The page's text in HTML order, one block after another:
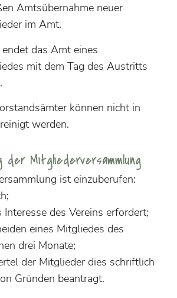
Amtsübernahme neuer
im Amt.
das Amt eines
mit dem Tag des Austritts
können nicht in
werden.
der Mitgliederversammlung
ist einzuberufen:
Interesse des Vereins erfordert;
eines Mitgliedes des
drei Monate;
der Mitglieder dies schriftlich
Gründen beantragt.